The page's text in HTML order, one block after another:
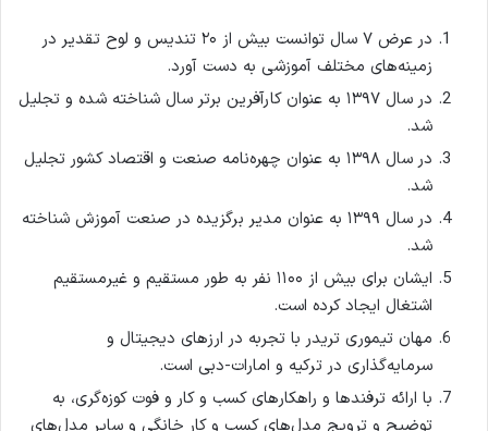
در عرض ۷ سال توانست بیش از ۲۰ تندیس و لوح تقدیر در
زمینه‌های مختلف آموزشی به دست آورد.
در سال ۱۳۹۷ به عنوان کارآفرین برتر سال شناخته شده و تجلیل
شد.
در سال ۱۳۹۸ به عنوان چهره‌نامه صنعت و اقتصاد کشور تجلیل
شد.
در سال ۱۳۹۹ به عنوان مدیر برگزیده در صنعت آموزش شناخته
شد.
ایشان برای بیش از ۱۱۰۰ نفر به طور مستقیم و غیرمستقیم
اشتغال ایجاد کرده است.
مهان تیموری تریدر با تجربه در ارزهای دیجیتال و
سرمایه‌گذاری در ترکیه و امارات-دبی است.
با ارائه ترفندها و راهکارهای کسب و کار و فوت کوزه‌گری، به